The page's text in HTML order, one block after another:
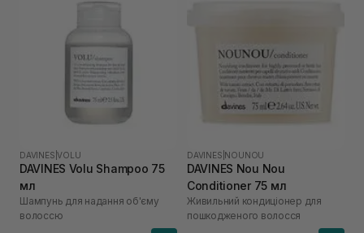
DAVINES |VOLU
DAVINES Volu Shampoo 75
мл
Шампунь для надання об'єму
волоссю
DAVINES NOUNOU
DAVINES Nou Nou
Conditioner 75 мл
Живильний кондиціонер для
пошкодженого волосся